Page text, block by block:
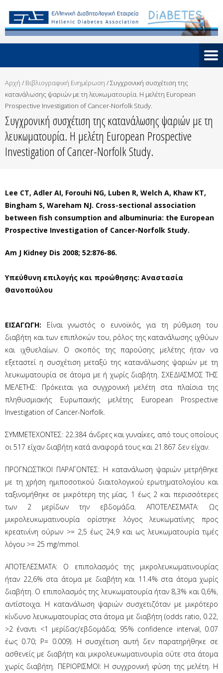
Αρχή / Βιβλιογραφική Ενημέρωση /Συγχρονική συσχέτιση της
κατανάλωσης ψαριών με τη λευκωματουρία. Η μελέτη European
Prospective Investigation of Cancer-Norfolk Study.
Συγχρονική συσχέτιση της κατανάλωσης ψαριών με τη
λευκωματουρία. Η μελέτη European Prospective
Investigation of Cancer-Norfolk Study.
Lee CT, Adler AI, Forouhi NG, Luben R, Welch A, Khaw KT,
Bingham S, Wareham NJ. Cross-sectional association
between fish consumption and albuminuria: the European
Prospective Investigation of Cancer-Norfolk Study.
Am J Kidney Dis 2008; 52:876-86.
Yπεύθυνη επιλογής και προώθησης: Αναστασία
Θανοπούλου
ΕΙΣΑΓΩΓΗ: Είναι γνωστός ο ευνοϊκός, για τη ρύθμιση του
διαβήτη και των επιπλοκών του, ρόλος της κατανάλωσης ιχθύων
και ιχθυελαίων. Ο σκοπός της παρούσης μελέτης ήταν να
εξεταστεί η συσχέτιση μεταξύ της κατανάλωσης ψαριών με τη
λευκωματουρία σε άτομα με ή χωρίς διαβήτη. ΣΧΕΔΙΑΣΜΟΣ ΤΗΣ
ΜΕΛΕΤΗΣ: Πρόκειται για συγχρονική μελέτη στα πλαίσια της
πληθυσμιακής Ευρωπαικής μελέτης European Prospective
Investigation of Cancer-Norfolk.
ΣΥΜΜΕΤΕΧΟΝΤΕΣ: 22.384 άνδρες και γυναίκες, από τους οποίους
οι 517 είχαν διαβήτη κατά αναφορά τους και 21.867 δεν είχαν.
ΠΡΟΓΝΩΣΤΙΚΟΙ ΠΑΡΑΓΟΝΤΕΣ: Η κατανάλωση ψαριών μετρήθηκε
με τη χρήση ημιποσοτικού διαιτολογικού ερωτηματολογίου και
ταξινομήθηκε σε μικρότερη της μίας, 1 έως 2 και περισσότερες
των 2 μερίδων την εβδομάδα. ΑΠΟΤΕΛΕΣΜΑΤΑ: Ως
μικρολευκωματινουρία ορίστηκε λόγος λευκωματίνης προς
κρεατινίνη ούρων >= 2,5 έως 24,9 και ως λευκωματουρία τιμές
λόγου >= 25 mg/mmol.
ΑΠΟΤΕΛΕΣΜΑΤΑ: Ο επιπολασμός της μικρολευκωματινουρίας
ήταν 22,6% στα άτομα με διαβήτη και 11.4% στα άτομα χωρίς
διαβήτη. Ο επιπολασμός της λευκωματουρία ήταν 8,3% και 0,6%,
αντίστοιχα. Η κατανάλωση ψαριών συσχετιζόταν με μικρότερο
κίνδυνο λευκωματουρίας στα άτομα με διαβήτη (odds ratio, 0.22,
>2 έναντι <1 μερίδας/εβδομάδα; 95% confidence interval, 0.07
έως 0.70; P= 0.009). Η συσχέτιση αυτή δεν παρατηρήθηκε σε
ασθενείς με διαβήτη και μικρολευκωματινουρία ούτε στα άτομα
χωρίς διαβήτη. ΠΕΡΙΟΡΙΣΜΟΙ: Η συγχρονική φύση της μελέτη. Η